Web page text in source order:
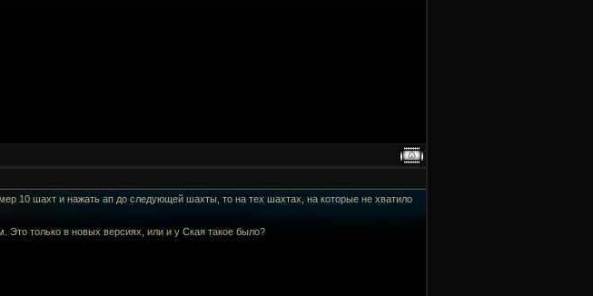
10 шахт и нажать ап до следующей шахты, то на тех шахтах, на которые не хватило
Это только в новых версиях, или и у Ская такое было?